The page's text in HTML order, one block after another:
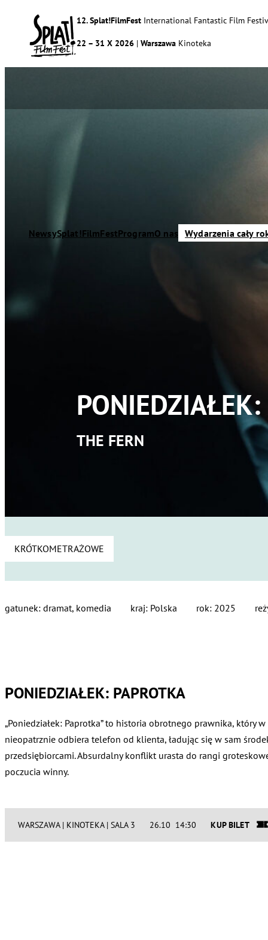
12. Splat!FilmFest International Fantastic Film
22 – 31 X 2026 | Warszawa Kinoteka
NewsySplat!FilmFestProgramO nas Wydarzenia cały
PONIEDZIAŁEK:
THE FERN
KRÓTKOMETRAŻOWE
gatunek: dramat, komedia kraj: Polska rok: 2025
PONIEDZIAŁEK: PAPROTKA
„Poniedziałek: Paprotka” to historia obrotnego prawnika, który
nieopatrznie odbiera telefon od klienta, ładując się w sam
przedsiębiorcami. Absurdalny konflikt urasta do rangi
poczucia winny.
WARSZAWA | KINOTEKA | SALA 3 26.10 14:30 KUP BILET